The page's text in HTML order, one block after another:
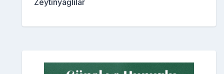
Zeytinyağlılar